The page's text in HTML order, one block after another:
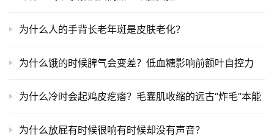
为什么人的手背长老年斑是皮肤老化？
为什么饿的时候脾气会变差？低血糖影响前额叶自控力
为什么冷时会起鸡皮疙瘩？毛囊肌收缩的远古“炸毛”本能
为什么放屁有时候很响有时候却没有声音？